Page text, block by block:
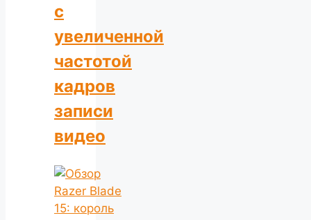
с
увеличенной
частотой
кадров
записи
видео